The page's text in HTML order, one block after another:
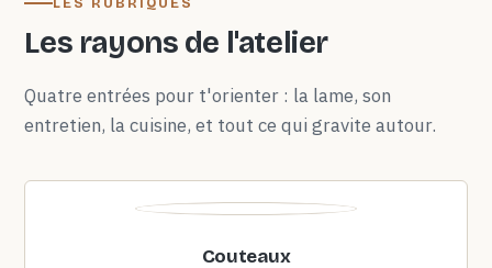
Les rayons de l'atelier
Quatre entrées pour t'orienter : la lame, son
entretien, la cuisine, et tout ce qui gravite autour.
Couteaux